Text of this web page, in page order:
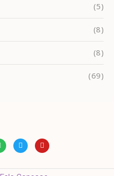
(5)
(8)
(8)
(69)